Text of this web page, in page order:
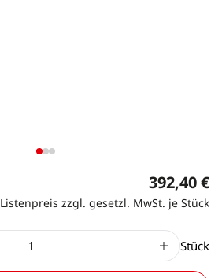
392,40 €
Listenpreis zzgl. gesetzl. MwSt. je Stück
Stück